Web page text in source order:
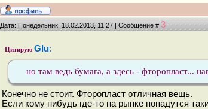
Дата: Понедельник, 18.02.2013, 11:27 | Сообщение # 3
ЦитируюGlu:
но там ведь бумага, а здесь - фторопласт...
Конечно не стоит. Фторопласт отличная вещь.
Если кому нибудь где-то на рынке попадутся